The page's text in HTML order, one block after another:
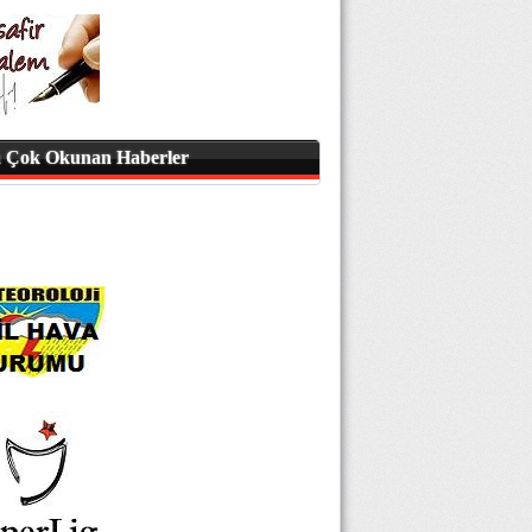
Çok Okunan Haberler